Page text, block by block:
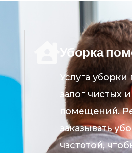
Уборка
Услуга
залог чистых
помещений.
заказывать
частотой,